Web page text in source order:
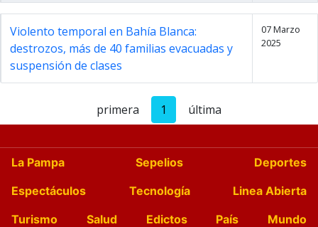
Violento temporal en Bahía Blanca:
destrozos, más de 40 familias evacuadas y
suspensión de clases
07 Marzo
2025
primera 1 última
La Pampa Sepelios
Deportes
Espectáculos
Tecnología
Linea Abierta
Turismo
Salud Edictos País
Mundo